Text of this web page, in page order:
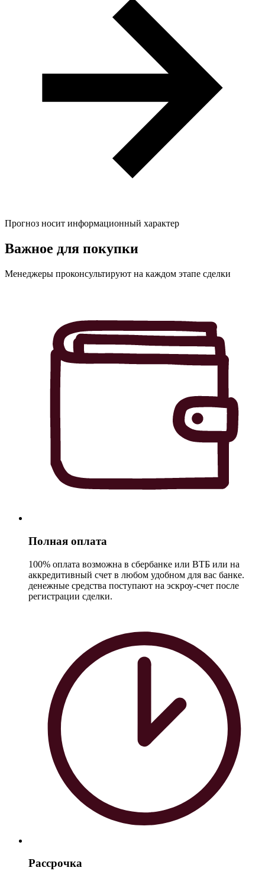
Прогноз носит информационный характер
Важное для покупки
Менеджеры проконсультируют на каждом этапе сделки
Полная оплата
100% оплата возможна в сбербанке или ВТБ или на
аккредитивный счет в любом удобном для вас банке.
денежные средства поступают на эскроу-счет после
регистрации сделки.
Рассрочка